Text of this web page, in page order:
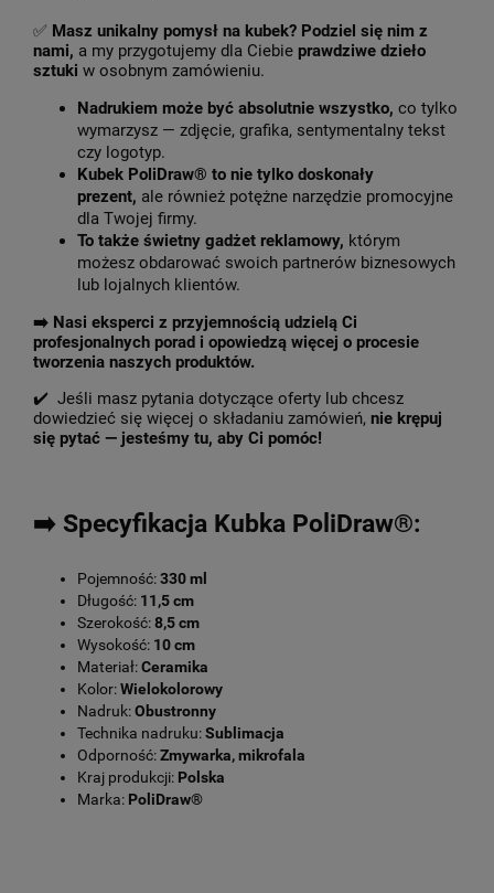
✅ Masz unikalny pomysł na kubek? Podziel się nim z
nami, a my przygotujemy dla Ciebie prawdziwe dzieło
sztuki w osobnym zamówieniu.
Nadrukiem może być absolutnie wszystko, co tylko
wymarzysz — zdjęcie, grafika, sentymentalny tekst
czy logotyp.
Kubek PoliDraw® to nie tylko doskonały
prezent, ale również potężne narzędzie promocyjne
dla Twojej firmy.
To także świetny gadżet reklamowy, którym
możesz obdarować swoich partnerów biznesowych
lub lojalnych klientów.
➡️ Nasi eksperci z przyjemnością udzielą Ci
profesjonalnych porad i opowiedzą więcej o procesie
tworzenia naszych produktów.
✔️ Jeśli masz pytania dotyczące oferty lub chcesz
dowiedzieć się więcej o składaniu zamówień, nie krępuj
się pytać — jesteśmy tu, aby Ci pomóc!
➡️ Specyfikacja Kubka PoliDraw®:
Pojemność:330 ml
Długość: 11,5 cm
Szerokość:8,5 cm
Wysokość: 10 cm
Materiał:Ceramika
Kolor:Wielokolorowy
Nadruk:Obustronny
Technika nadruku:Sublimacja
Odporność:Zmywarka, mikrofala
Kraj produkcji: Polska
Marka: PoliDraw®